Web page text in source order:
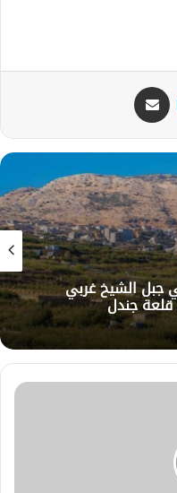
تيلقرام
جبل الشيخ غربي
جندل